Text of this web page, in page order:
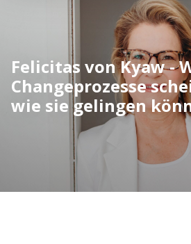
Services
Wer wir
Kontakt
English
Felicitas von Kyaw -
Changeprozesse
wie sie gelingen